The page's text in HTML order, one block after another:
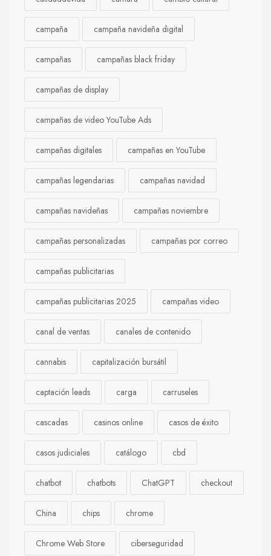
campaña campaña navideña digital
campañas campañas black friday
campañas de display
campañas de video YouTube Ads
campañas digitales campañas en YouTube
campañas legendarias campañas navidad
campañas navideñas campañas noviembre
campañas personalizadas campañas por correo
campañas publicitarias
campañas publicitarias 2025 campañas video
canal de ventas canales de contenido
cannabis capitalización bursátil
captación leads carga carruseles
cascadas casinos online casos de éxito
casos judiciales catálogo cbd
chatbot chatbots ChatGPT checkout
China chips chrome
Chrome Web Store ciberseguridad